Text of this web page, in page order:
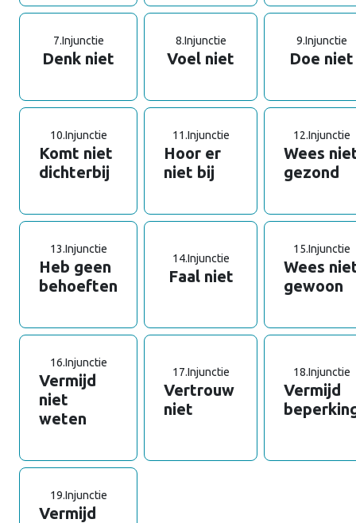
7.Injunctie
Denk niet
8.Injunctie
Voel niet
9.Injunctie
Doe niet
10.Injunctie
Komt niet
dichterbij
11.Injunctie
Hoor er
niet bij
12.Injunctie
Wees
gezond
13.Injunctie
Heb geen
behoeften
14.Injunctie
Faal niet
15.Injunctie
Wees
gewoon
16.Injunctie
Vermijd
niet
weten
17.Injunctie
Vertrouw
niet
18.Injunctie
Vermijd
19.Injunctie
Vermijd